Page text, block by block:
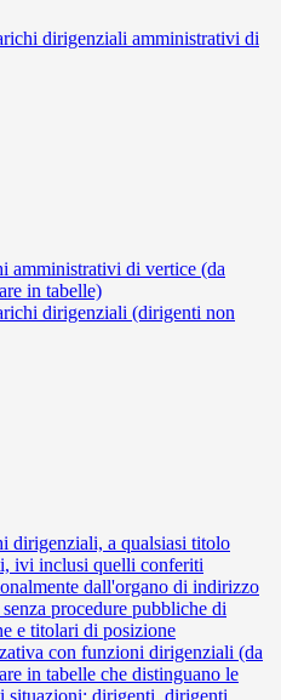
dirigenziali amministrativi di
amministrativi di vertice (da
in tabelle)
dirigenziali (dirigenti non
dirigenziali, a qualsiasi titolo
ivi inclusi quelli conferiti
dall'organo di indirizzo
procedure pubbliche di
e titolari di posizione
con funzioni dirigenziali (da
in tabelle che distinguano le